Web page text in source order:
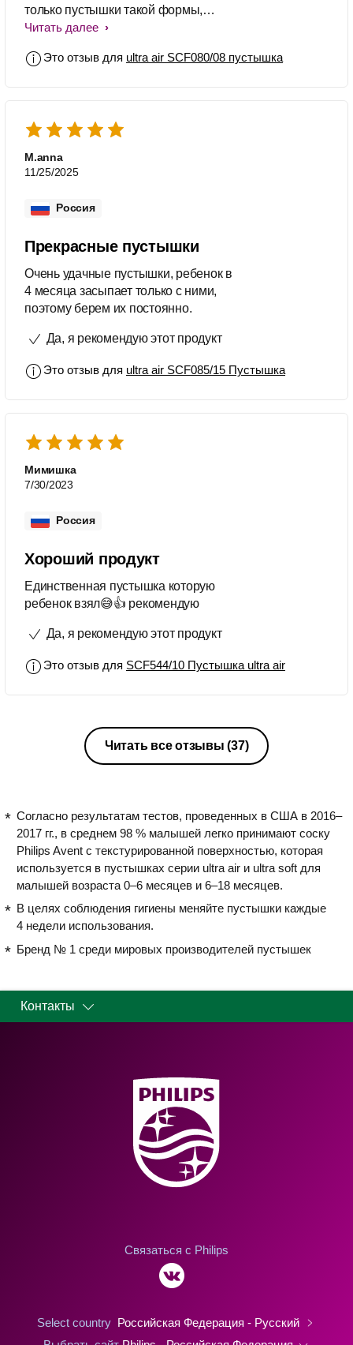
только пустышки такой формы,
поэтому берем их постоянно.
Читать далее
Это отзыв для ultra air SCF080/08 пустышка
M.anna
11/25/2025
Россия
Прекрасные пустышки
Очень удачные пустышки, ребенок в
4 месяца засыпает только с ними,
поэтому берем их постоянно.
Да, я рекомендую этот продукт
Это отзыв для ultra air SCF085/15 Пустышка
Мимишка
7/30/2023
Россия
Хороший продукт
Единственная пустышка которую
ребенок взял😅👍 рекомендую
Да, я рекомендую этот продукт
Это отзыв для SCF544/10 Пустышка ultra air
Читать все отзывы(37)
Согласно результатам тестов, проведенных в США в 2016–
2017 гг., в среднем 98 % малышей легко принимают соску
Philips Avent с текстурированной поверхностью, которая
используется в пустышках серии ultra air и ultra soft для
малышей возраста 0–6 месяцев и 6–18 месяцев.
В целях соблюдения гигиены меняйте пустышки каждые
4 недели использования.
Бренд № 1 среди мировых производителей пустышек
Контакты
Связаться с Philips
Select country Российская Федерация - Русский